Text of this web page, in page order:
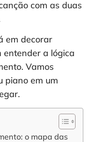
com as duas
em decorar
entender a lógica
Vamos
piano em um
o mapa das